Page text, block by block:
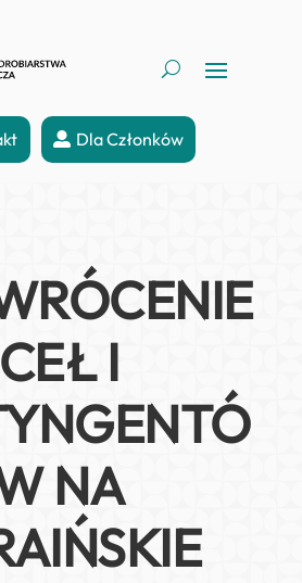
Dla Członków
CEŁ I
NA